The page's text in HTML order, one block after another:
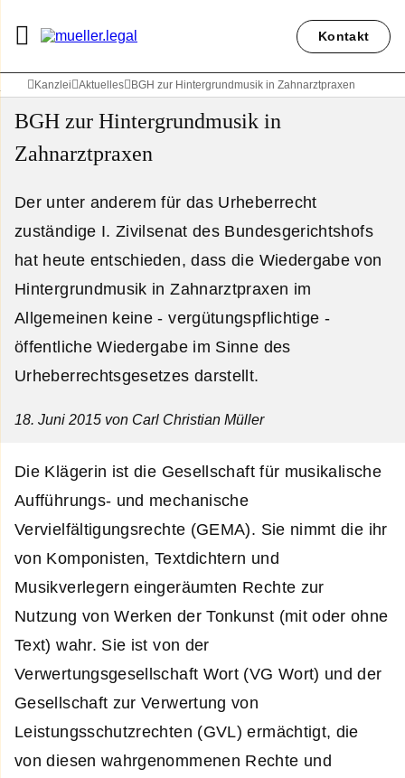
Kontakt
Kanzlei Aktuelles BGH zur Hintergrundmusik in Zahnarztpraxen
BGH zur Hintergrundmusik in
Zahnarztpraxen
Der unter anderem für das Urheberrecht
zuständige I. Zivilsenat des Bundesgerichtshofs
hat heute entschieden, dass die Wiedergabe von
Hintergrundmusik in Zahnarztpraxen im
Allgemeinen keine - vergütungspflichtige -
öffentliche Wiedergabe im Sinne des
Urheberrechtsgesetzes darstellt.
18. Juni 2015 von Carl Christian Müller
Die Klägerin ist die Gesellschaft für musikalische
Aufführungs- und mechanische
Vervielfältigungsrechte (GEMA). Sie nimmt die ihr
von Komponisten, Textdichtern und
Musikverlegern eingeräumten Rechte zur
Nutzung von Werken der Tonkunst (mit oder ohne
Text) wahr. Sie ist von der
Verwertungsgesellschaft Wort (VG Wort) und der
Gesellschaft zur Verwertung von
Leistungsschutzrechten (GVL) ermächtigt, die
von diesen wahrgenommenen Rechte und